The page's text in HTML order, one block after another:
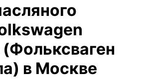
в Москве